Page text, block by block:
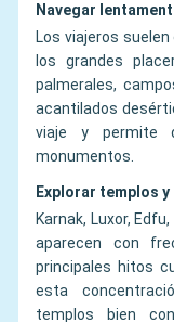
Navegar
Los viajeros
los grandes
palmerales,
acantilados
viaje y permite
monumentos.
Explorar templos
Karnak, Luxor,
aparecen con
principales hitos
esta
templos bien